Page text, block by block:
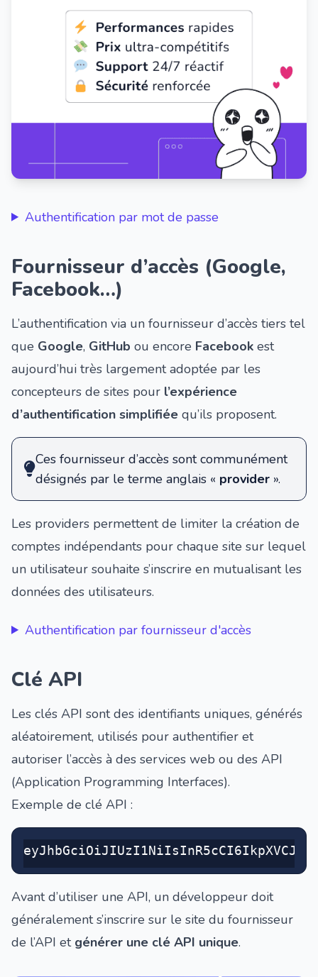
Authentification par mot de passe
Fournisseur d’accès (Google,
Facebook…)
L’authentification via un fournisseur d’accès tiers tel
que Google, GitHub ou encore Facebook est
aujourd’hui très largement adoptée par les
concepteurs de sites pour l’expérience
d’authentification simplifiée qu’ils proposent.
Ces fournisseur d’accès sont communément
désignés par le terme anglais « provider ».
Les providers permettent de limiter la création de
comptes indépendants pour chaque site sur lequel
un utilisateur souhaite s’inscrire en mutualisant les
données des utilisateurs.
Authentification par fournisseur d'accès
Clé API
Les clés API sont des identifiants uniques, générés
aléatoirement, utilisés pour authentifier et
autoriser l’accès à des services web ou des API
(Application Programming Interfaces).
Exemple de clé API :
eyJhbGciOiJIUzI1NiIsInR5cCI6IkpXVCJ9
Avant d’utiliser une API, un développeur doit
généralement s’inscrire sur le site du fournisseur
de l’API et générer une clé API unique.